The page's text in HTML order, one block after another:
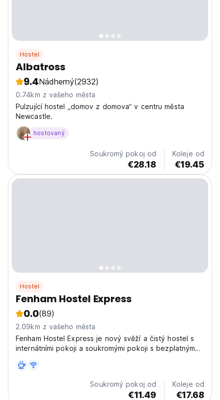
Hostel
Albatross
9.4Nádherný(2932)
0.74km z vašeho města
Pulzující hostel „domov z domova“ v centru města
Newcastle.
hostovaný
Soukromý pokoj od
€28.18
Koleje od
€19.45
Hostel
Fenham Hostel Express
0.0(89)
2.09km z vašeho města
Fenham Hostel Express je nový svěží a čistý hostel s
internátními pokoji a soukromými pokoji s bezplatným
Soukromý pokoj od
€11.49
Koleje od
€17.68